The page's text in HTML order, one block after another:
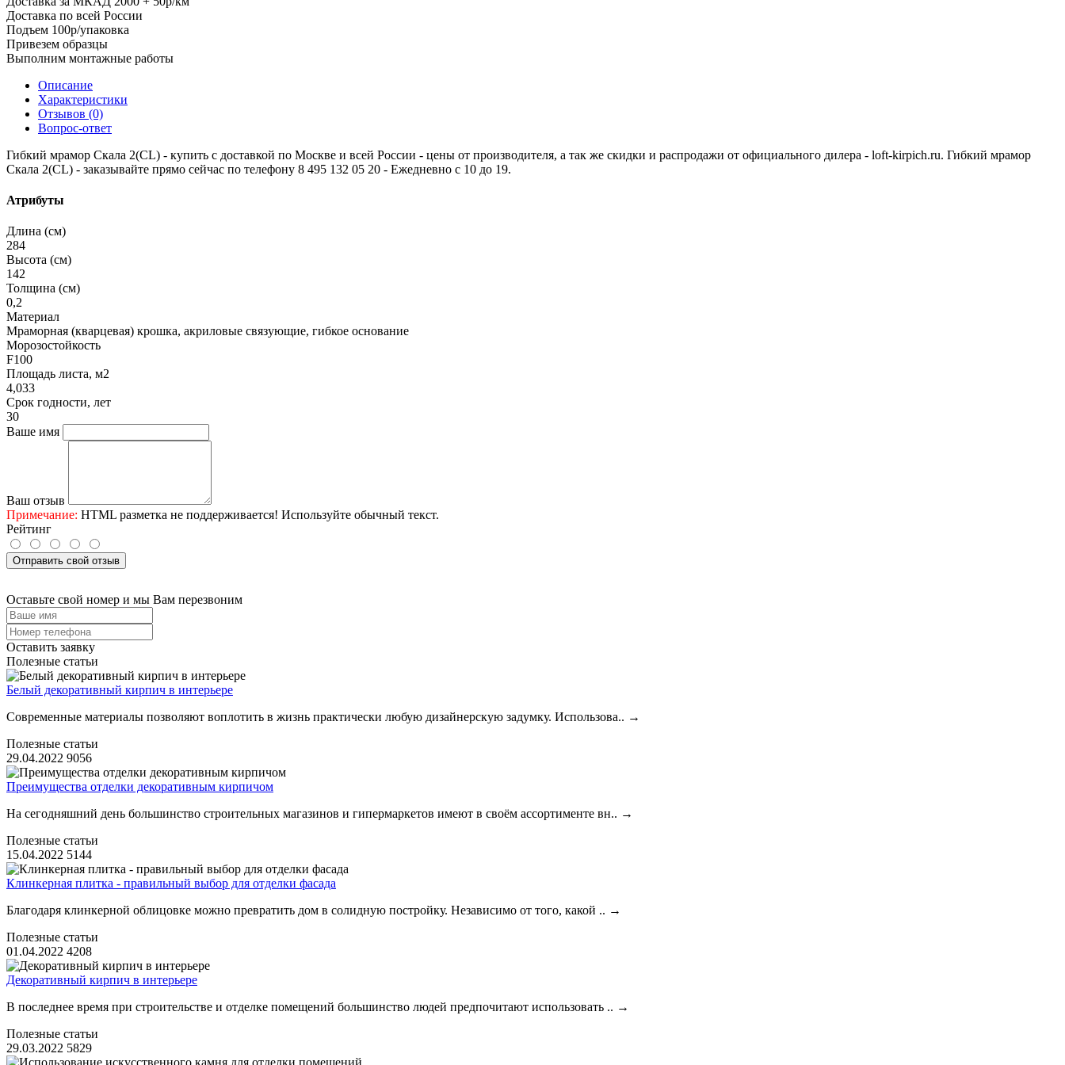
Доставка по всей России
Подъем 100р/упаковка
Привезем образцы
Выполним монтажные работы
Описание
Характеристики
Отзывов (0)
Вопрос-ответ
Гибкий мрамор Скала 2(CL) - купить с доставкой по Москве и всей России - цены от производителя, а так же скидки и распродажи от официального дилера - loft-kirpich.ru. Гибкий мрамор
Скала 2(CL) - заказывайте прямо сейчас по телефону 8 495 132 05 20 - Ежедневно с 10 до 19.
Атрибуты
Длина (см)
284
Высота (см)
142
Толщина (см)
0,2
Материал
Мраморная (кварцевая) крошка, акриловые связующие, гибкое основание
Морозостойкость
F100
Площадь листа, м2
4,033
Срок годности, лет
30
Ваше имя
Ваш отзыв
Примечание: HTML разметка не поддерживается! Используйте обычный текст.
Рейтинг
Отправить свой отзыв
Оставьте свой номер и мы Вам перезвоним
Оставить заявку
Полезные статьи
Белый декоративный кирпич в интерьере
Современные материалы позволяют воплотить в жизнь практически любую дизайнерскую задумку. Использова.. →
Полезные статьи
29.04.2022 9056
Преимущества отделки декоративным кирпичом
На сегодняшний день большинство строительных магазинов и гипермаркетов имеют в своём ассортименте вн.. →
Полезные статьи
15.04.2022 5144
Клинкерная плитка - правильный выбор для отделки фасада
Благодаря клинкерной облицовке можно превратить дом в солидную постройку. Независимо от того, какой .. →
Полезные статьи
01.04.2022 4208
Декоративный кирпич в интерьере
В последнее время при строительстве и отделке помещений большинство людей предпочитают использовать .. →
Полезные статьи
29.03.2022 5829